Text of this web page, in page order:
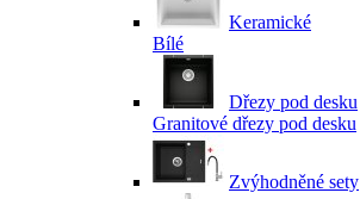
Keramické
Bílé
Dřezy pod desku
Granitové dřezy pod desku
Zvýhodněné sety